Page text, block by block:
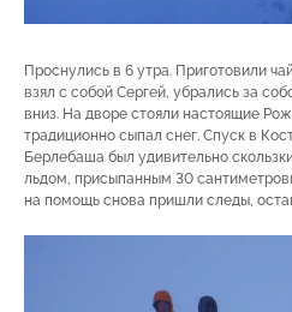
Проснулись в 6 утра. Приготовили
взял с собой Сергей, убрались за
вниз. На дворе стояли настоящие
традиционно сыпал снег. Спуск в
Берлебаша был удивительно
льдом, присыпанным 30
на помощь снова пришли следы,